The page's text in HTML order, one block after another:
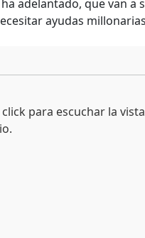
adelantado, que van a
ayudas